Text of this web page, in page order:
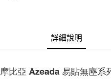
【「AFTEE先享後付」結帳流程】
１．於結帳方式選擇「AFTEE先享後
２．訂單成立數日內，您將收到繳費通
３．收到繳費通知簡訊後14天內，點
每筆NT$60，滿NT$999(含以上)
每筆NT$60，滿NT$999(含以上)
詳細說明
摩比亞 Azeada 易貼無塵系